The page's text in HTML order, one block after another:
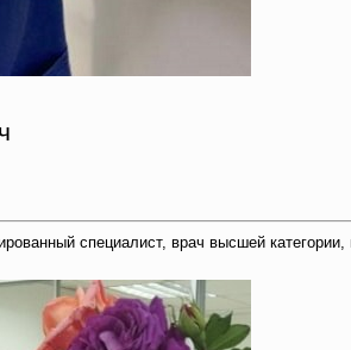
специалист, врач высшей категории,